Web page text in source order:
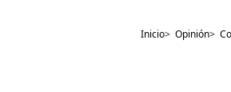
Inicio> Opinión>